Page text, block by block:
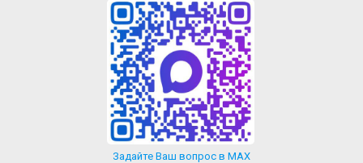
Задайте Ваш вопрос в MAX